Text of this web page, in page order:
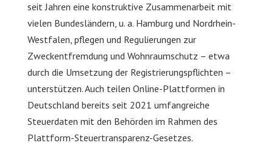
seit Jahren eine konstruktive Zusammenarbeit mit
vielen Bundesländern, u. a. Hamburg und Nordrhein-
Westfalen, pflegen und Regulierungen zur
Zweckentfremdung und Wohnraumschutz – etwa
durch die Umsetzung der Registrierungspflichten –
unterstützen. Auch teilen Online-Plattformen in
Deutschland bereits seit 2021 umfangreiche
Steuerdaten mit den Behörden im Rahmen des
Plattform-Steuertransparenz-Gesetzes.